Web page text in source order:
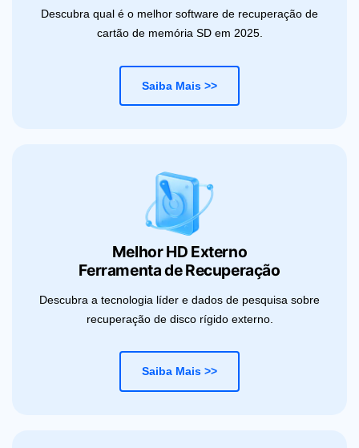
Descubra qual é o melhor software de recuperação de
cartão de memória SD em 2025.
Saiba Mais >>
Melhor HD Externo
Ferramenta de Recuperação
Descubra a tecnologia líder e dados de pesquisa sobre
recuperação de disco rígido externo.
Saiba Mais >>